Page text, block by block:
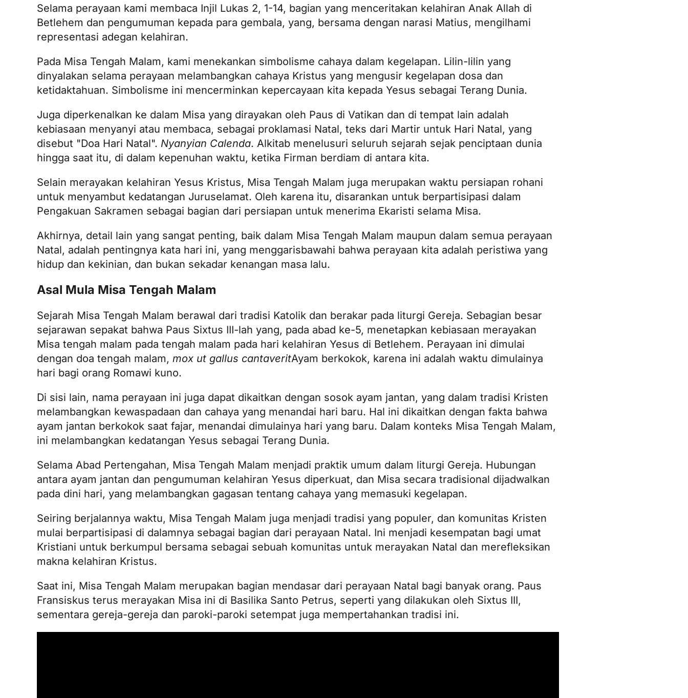
Selama perayaan kami membaca Injil Lukas 2, 1-14, bagian yang menceritakan kelahiran Anak Allah di
Betlehem dan pengumuman kepada para gembala, yang, bersama dengan narasi Matius, mengilhami
representasi adegan kelahiran.
Pada Misa Tengah Malam, kami menekankan simbolisme cahaya dalam kegelapan. Lilin-lilin yang
dinyalakan selama perayaan melambangkan cahaya Kristus yang mengusir kegelapan dosa dan
ketidaktahuan. Simbolisme ini mencerminkan kepercayaan kita kepada Yesus sebagai Terang Dunia.
Juga diperkenalkan ke dalam Misa yang dirayakan oleh Paus di Vatikan dan di tempat lain adalah
kebiasaan menyanyi atau membaca, sebagai proklamasi Natal, teks dari Martir untuk Hari Natal, yang
disebut "Doa Hari Natal". Nyanyian Calenda. Alkitab menelusuri seluruh sejarah sejak penciptaan dunia
hingga saat itu, di dalam kepenuhan waktu, ketika Firman berdiam di antara kita.
Selain merayakan kelahiran Yesus Kristus, Misa Tengah Malam juga merupakan waktu persiapan rohani
untuk menyambut kedatangan Juruselamat. Oleh karena itu, disarankan untuk berpartisipasi dalam
Pengakuan Sakramen sebagai bagian dari persiapan untuk menerima Ekaristi selama Misa.
Akhirnya, detail lain yang sangat penting, baik dalam Misa Tengah Malam maupun dalam semua perayaan
Natal, adalah pentingnya kata hari ini, yang menggarisbawahi bahwa perayaan kita adalah peristiwa yang
hidup dan kekinian, dan bukan sekadar kenangan masa lalu.
Asal Mula Misa Tengah Malam
Sejarah Misa Tengah Malam berawal dari tradisi Katolik dan berakar pada liturgi Gereja. Sebagian besar
sejarawan sepakat bahwa Paus Sixtus III-lah yang, pada abad ke-5, menetapkan kebiasaan merayakan
Misa tengah malam pada tengah malam pada hari kelahiran Yesus di Betlehem. Perayaan ini dimulai
dengan doa tengah malam, mox ut gallus cantaveritAyam berkokok, karena ini adalah waktu dimulainya
hari bagi orang Romawi kuno.
Di sisi lain, nama perayaan ini juga dapat dikaitkan dengan sosok ayam jantan, yang dalam tradisi Kristen
melambangkan kewaspadaan dan cahaya yang menandai hari baru. Hal ini dikaitkan dengan fakta bahwa
ayam jantan berkokok saat fajar, menandai dimulainya hari yang baru. Dalam konteks Misa Tengah Malam,
ini melambangkan kedatangan Yesus sebagai Terang Dunia.
Selama Abad Pertengahan, Misa Tengah Malam menjadi praktik umum dalam liturgi Gereja. Hubungan
antara ayam jantan dan pengumuman kelahiran Yesus diperkuat, dan Misa secara tradisional dijadwalkan
pada dini hari, yang melambangkan gagasan tentang cahaya yang memasuki kegelapan.
Seiring berjalannya waktu, Misa Tengah Malam juga menjadi tradisi yang populer, dan komunitas Kristen
mulai berpartisipasi di dalamnya sebagai bagian dari perayaan Natal. Ini menjadi kesempatan bagi umat
Kristiani untuk berkumpul bersama sebagai sebuah komunitas untuk merayakan Natal dan merefleksikan
makna kelahiran Kristus.
Saat ini, Misa Tengah Malam merupakan bagian mendasar dari perayaan Natal bagi banyak orang. Paus
Fransiskus terus merayakan Misa ini di Basilika Santo Petrus, seperti yang dilakukan oleh Sixtus III,
sementara gereja-gereja dan paroki-paroki setempat juga mempertahankan tradisi ini.